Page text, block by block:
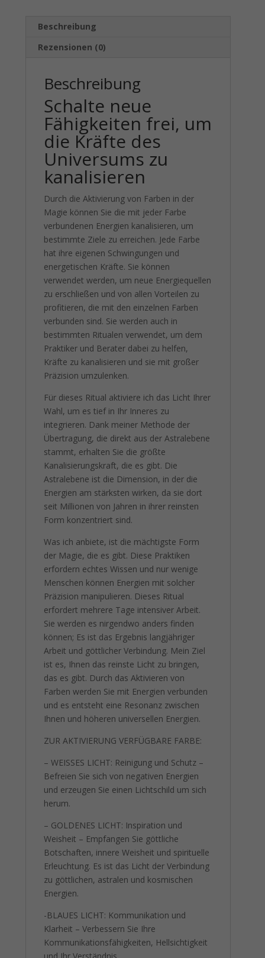
Beschreibung
Rezensionen (0)
Beschreibung
Schalte neue
Fähigkeiten frei, um
die Kräfte des
Universums zu
kanalisieren
Durch die Aktivierung von Farben in der
Magie können Sie die mit jeder Farbe
verbundenen Energien kanalisieren, um
bestimmte Ziele zu erreichen. Jede Farbe
hat ihre eigenen Schwingungen und
energetischen Kräfte. Sie können
verwendet werden, um neue Energiequellen
zu erschließen und von allen Vorteilen zu
profitieren, die mit den einzelnen Farben
verbunden sind. Sie werden auch in
bestimmten Ritualen verwendet, um dem
Praktiker und Berater dabei zu helfen,
Kräfte zu kanalisieren und sie mit großer
Präzision umzulenken.
Für dieses Ritual aktiviere ich das Licht Ihrer
Wahl, um es tief in Ihr Inneres zu
integrieren. Dank meiner Methode der
Übertragung, die direkt aus der Astralebene
stammt, erhalten Sie die größte
Kanalisierungskraft, die es gibt. Die
Astralebene ist die Dimension, in der die
Energien am stärksten wirken, da sie dort
seit Millionen von Jahren in ihrer reinsten
Form konzentriert sind.
Was ich anbiete, ist die mächtigste Form
der Magie, die es gibt. Diese Praktiken
erfordern echtes Wissen und nur wenige
Menschen können Energien mit solcher
Präzision manipulieren. Dieses Ritual
erfordert mehrere Tage intensiver Arbeit.
Sie werden es nirgendwo anders finden
können; Es ist das Ergebnis langjähriger
Arbeit und göttlicher Verbindung. Mein Ziel
ist es, Ihnen das reinste Licht zu bringen,
das es gibt. Durch das Aktivieren von
Farben werden Sie mit Energien verbunden
und es entsteht eine Resonanz zwischen
Ihnen und höheren universellen Energien.
ZUR AKTIVIERUNG VERFÜGBARE FARBE:
– WEISSES LICHT: Reinigung und Schutz –
Befreien Sie sich von negativen Energien
und erzeugen Sie einen Lichtschild um sich
herum.
– GOLDENES LICHT: Inspiration und
Weisheit – Empfangen Sie göttliche
Botschaften, innere Weisheit und spirituelle
Erleuchtung. Es ist das Licht der Verbindung
zu göttlichen, astralen und kosmischen
Energien.
-BLAUES LICHT: Kommunikation und
Klarheit – Verbessern Sie Ihre
Kommunikationsfähigkeiten, Hellsichtigkeit